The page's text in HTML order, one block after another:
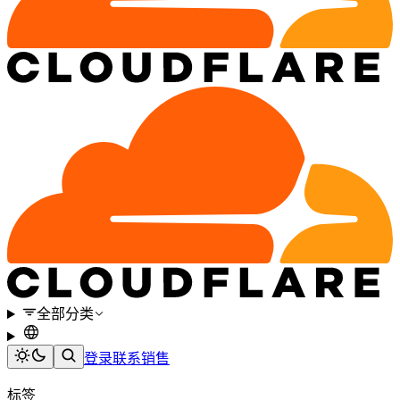
全部分类
登录联系销售
标签